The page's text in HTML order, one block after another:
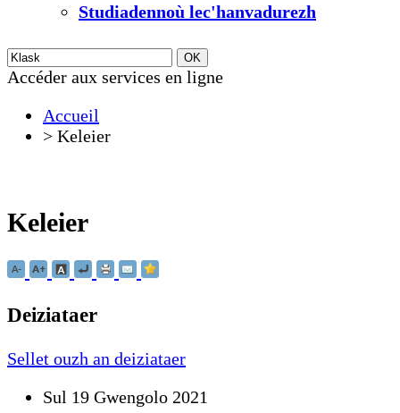
Studiadennoù lec'hanvadurezh
Accéder aux services en ligne
Accueil
> Keleier
Keleier
Deiziataer
Sellet ouzh an deiziataer
Sul 19 Gwengolo 2021